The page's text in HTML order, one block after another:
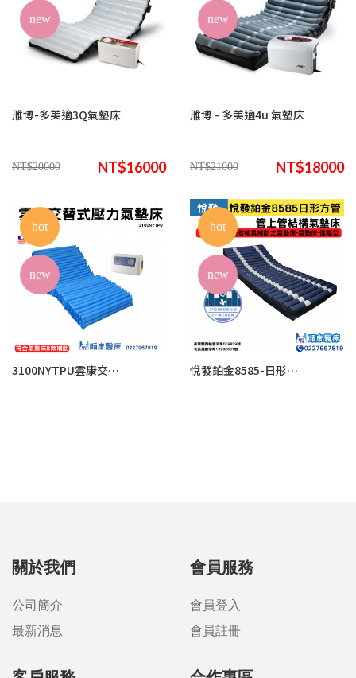
new
雃博-多美適3Q氣墊床
NT$20000 NT$16000
new
雃博 - 多美適4u 氣墊床
NT$21000 NT$18000
hot
new
3100NYTPU雲康交替式壓力氣墊床(來電諮詢享優惠)
hot
new
悅發鉑金8585-日形方管 管上管結構氣墊床
關於我們
公司簡介
最新消息
會員服務
會員登入
會員註冊